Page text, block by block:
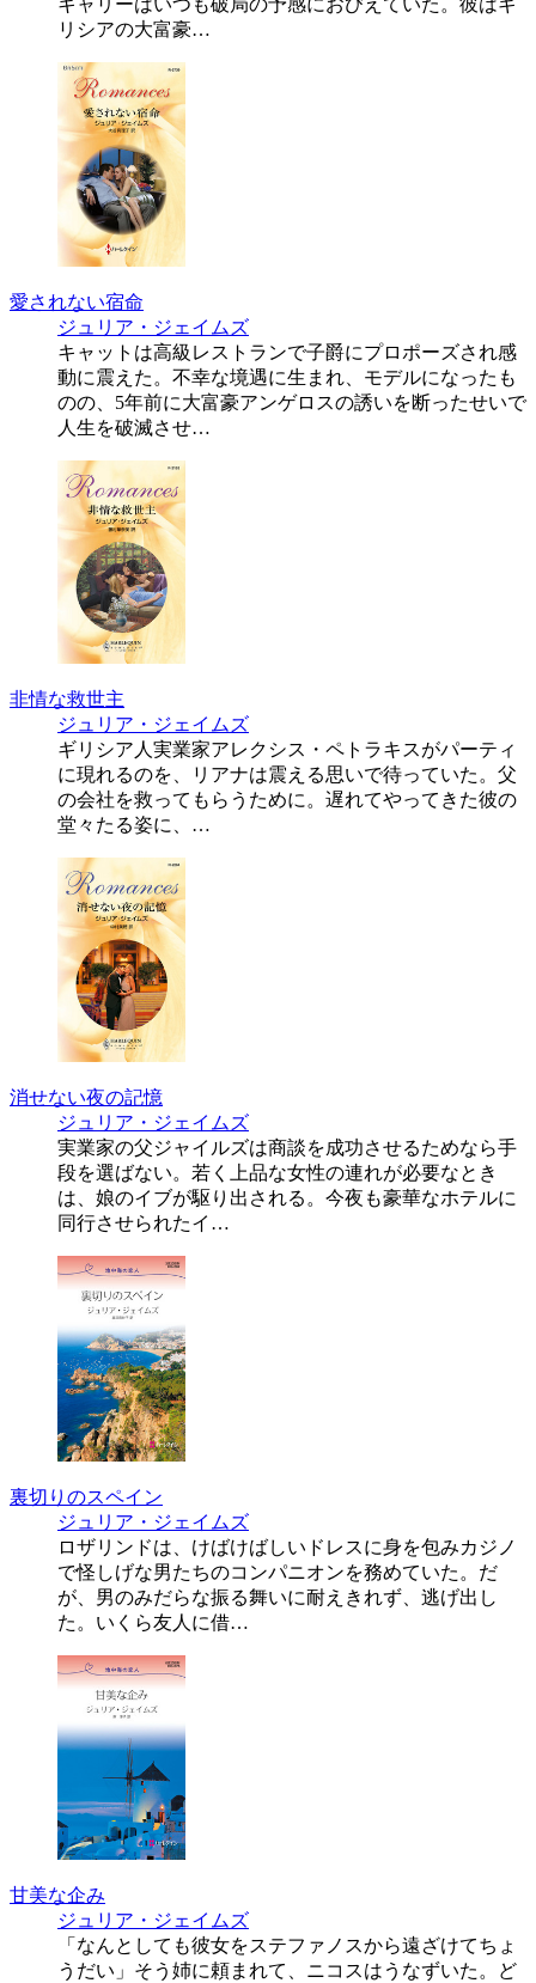
キャリーはいつも破局の予感におびえていた。彼はギ
リシアの大富豪…
愛されない宿命
ジュリア・ジェイムズ
キャットは高級レストランで子爵にプロポーズされ感
動に震えた。不幸な境遇に生まれ、モデルになったも
のの、5年前に大富豪アンゲロスの誘いを断ったせいで
人生を破滅させ…
非情な救世主
ジュリア・ジェイムズ
ギリシア人実業家アレクシス・ペトラキスがパーティ
に現れるのを、リアナは震える思いで待っていた。父
の会社を救ってもらうために。遅れてやってきた彼の
堂々たる姿に、…
消せない夜の記憶
ジュリア・ジェイムズ
実業家の父ジャイルズは商談を成功させるためなら手
段を選ばない。若く上品な女性の連れが必要なとき
は、娘のイブが駆り出される。今夜も豪華なホテルに
同行させられたイ…
裏切りのスペイン
ジュリア・ジェイムズ
ロザリンドは、けばけばしいドレスに身を包みカジノ
で怪しげな男たちのコンパニオンを務めていた。だ
が、男のみだらな振る舞いに耐えきれず、逃げ出し
た。いくら友人に借…
甘美な企み
ジュリア・ジェイムズ
「なんとしても彼女をステファノスから遠ざけてちょ
うだい」そう姉に頼まれて、ニコスはうなずいた。ど